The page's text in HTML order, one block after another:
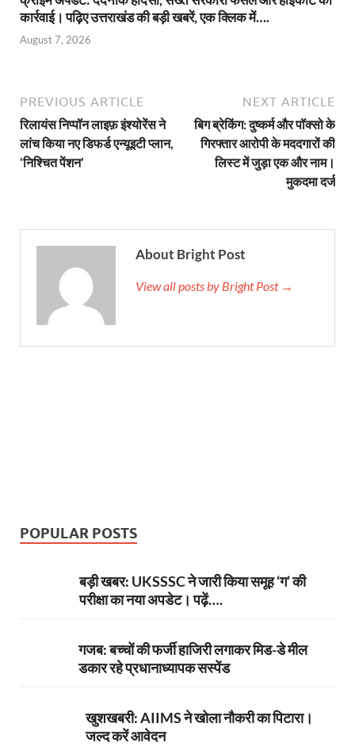
कार्रवाई। पढ़िए उत्तराखंड की बड़ी खबरें, एक क्लिक में….
August 7, 2026
PREVIOUS ARTICLE
रिलायंस निप्पॉन लाइफ़ इंश्योरेंस ने
लांच किया नए डिफर्ड एन्यूइटी प्लान,
‘निश्चित पेंशन’
NEXT ARTICLE
बिग ब्रेकिंग: दुष्कर्म और पॉक्सो के
गिरफ्तार आरोपी के मददगारों की
लिस्ट में जुड़ा एक और नाम।
मुकदमा दर्ज
About Bright Post
View all posts by Bright Post →
POPULAR POSTS
बड़ी खबर: UKSSSC ने जारी किया समूह ‘ग’ की
परीक्षा का नया अपडेट। पढ़ें….
गजब: बच्चों की फर्जी हाजिरी लगाकर मिड-डे मील
डकार रहे प्रधानाध्यापक सस्पेंड
खुशखबरी: AIIMS ने खोला नौकरी का पिटारा।
जल्द करें आवेदन